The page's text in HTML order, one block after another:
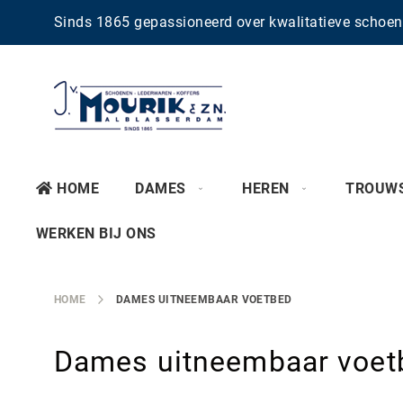
Sinds 1865 gepassioneerd over kwalitatieve
HOME DAMES HEREN
WERKEN BIJ ONS
HOME DAMES UITNEEMBAAR VOETBED
Dames uitneembaar